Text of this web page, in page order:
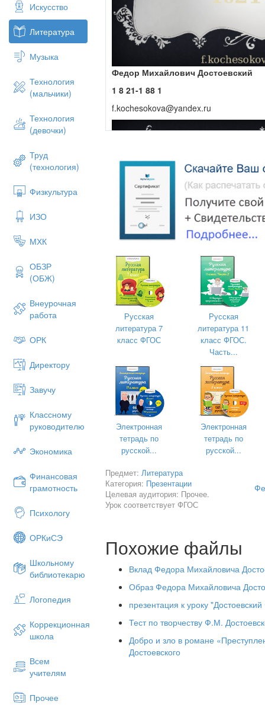
Искусство
Литература
Музыка
Технология
(мальчики)
Технология
(девочки)
Труд
(технология)
Физкультура
ИЗО
МХК
ОБЗР
(ОБЖ)
Внеурочная
работа
ОРК
Директору
Завучу
Классному
руководителю
Экономика
Финансовая
грамотность
Психологу
ОРКиСЭ
Школьному
библиотекарю
Логопедия
Коррекционная
школа
Всем
учителям
Прочее
Федор Михайлович Достоевский
1 8 21-1 88 1
f.kochesokova@yandex.ru
f.kochesokova@yandex.ru
произведениями. Задача :
основными героями романа; умение
аргументировать свою позицию
Русская
литература 7
класс ФГОС
Русская
литература 11
класс ФГОС.
Часть...
Электронная
тетрадь по
русской...
Электронная
тетрадь по
русской...
Предмет:Литература
Категория: Презентации
Целевая аудитория: Прочее.
Урок соответствует ФГОС
Похожие файлы
Вклад Федора Михайловича
Образ Федора Михайловича
презентация к уроку
Тест по творчеству Ф.М.
Добро и зло в романе
Достоевского